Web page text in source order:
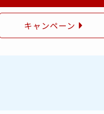
キャンペーン